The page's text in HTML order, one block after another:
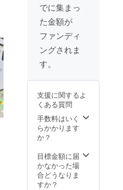
でに集まっ
た金額が
ファンディ
ングされま
す。
支援に関するよ
くある質問
手数料はいく
らかかります
か？
目標金額に届
かなかった場
合どうなりま
すか？